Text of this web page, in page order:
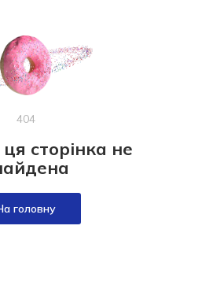
404
сторінка не
головну